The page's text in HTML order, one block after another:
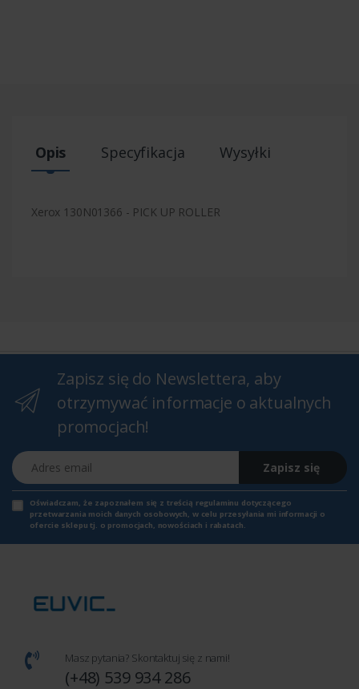
Opis Specyfikacja Wysyłki
Xerox 130N01366 - PICK UP ROLLER
Zapisz się do Newslettera, aby
otrzymywać informacje o aktualnych
promocjach!
Adres email
Zapisz się
Oświadczam, że zapoznałem się z treścią regulaminu dotyczącego
przetwarzania moich danych osobowych, w celu przesyłania mi informacji o
ofercie sklepu tj. o promocjach, nowościach i rabatach.
Masz pytania? Skontaktuj się z nami!
(+48) 539 934 286